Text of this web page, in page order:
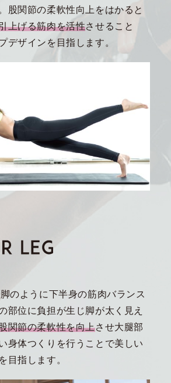
股関節の柔軟性向上をはかると
上げる筋肉を活性させること
デザインを目指します。
のように下半身の筋肉バランス
部位に負担が生じ脚が太く見え
関節の柔軟性を向上させ大腿部
身体つくりを行うことで美しい
目指します。